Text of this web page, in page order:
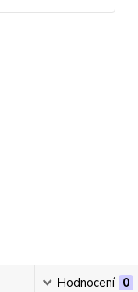
Hodnocení 0